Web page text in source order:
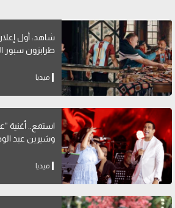
شاهد: أول
طرابزون سبور
ميديا
استمع.. أغنية
وشيرين عبد
ميديا